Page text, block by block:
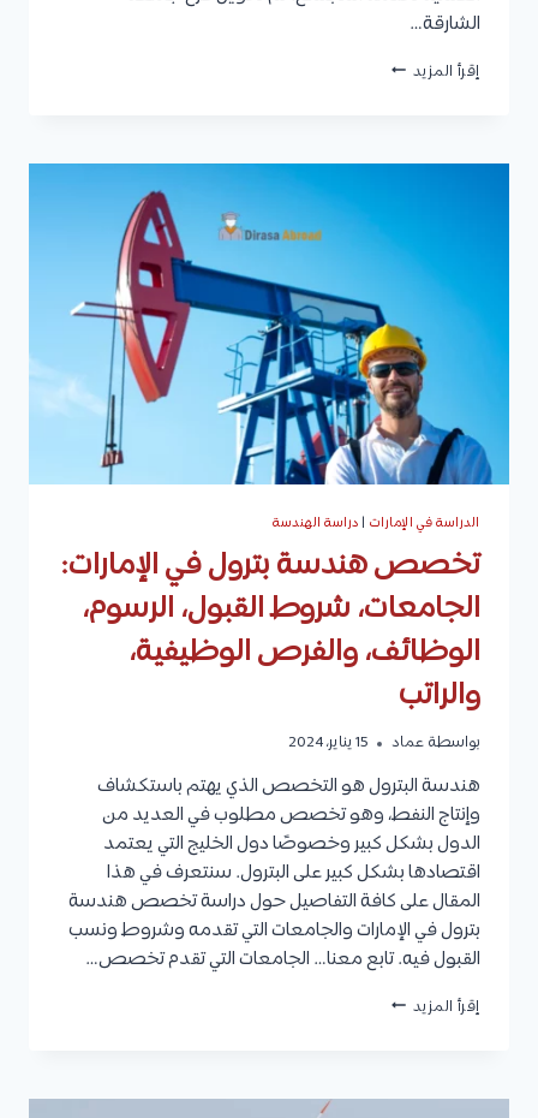
الشارقة…
إقرأ المزيد جامعة
المتاحة،
القبول،
المطلوبة،
والرسوم
الدراسية
الدراسة في الإمارات | دراسة الهندسة
تخصص هندسة بترول في الإمارات:
الجامعات، شروط القبول، الرسوم،
الوظائف، والفرص الوظيفية،
والراتب
بواسطة عماد 15 يناير، 2024
هندسة البترول هو التخصص الذي يهتم باستكشاف
وإنتاج النفط، وهو تخصص مطلوب في العديد من
الدول بشكل كبير وخصوصًا دول الخليج التي يعتمد
اقتصادها بشكل كبير على البترول. سنتعرف في هذا
المقال على كافة التفاصيل حول دراسة تخصص هندسة
بترول في الإمارات والجامعات التي تقدمه وشروط ونسب
القبول فيه. تابع معنا… الجامعات التي تقدم تخصص…
إقرأ المزيد تخصص
الإمارات: